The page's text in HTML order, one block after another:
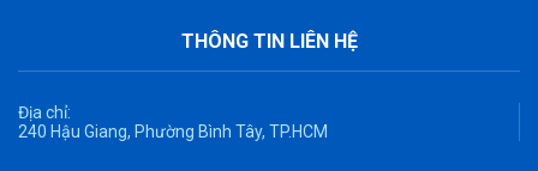
THÔNG TIN LIÊN HỆ
Địa chỉ:
240 Hậu Giang, Phường Bình Tây, TP.HCM